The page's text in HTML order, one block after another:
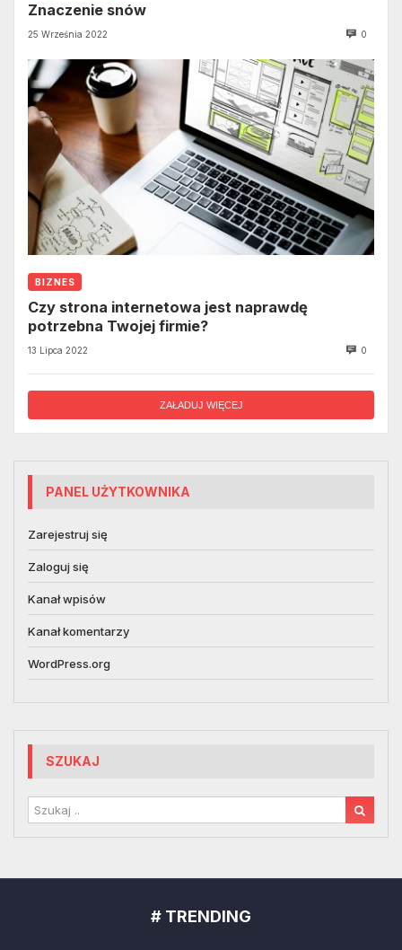
Znaczenie snów
25 Września 2022 0
BIZNES
Czy strona internetowa jest naprawdę
potrzebna Twojej firmie?
13 Lipca 2022 0
ZAŁADUJ WIĘCEJ
PANEL UŻYTKOWNIKA
Zarejestruj się
Zaloguj się
Kanał wpisów
Kanał komentarzy
WordPress.org
SZUKAJ
# TRENDING